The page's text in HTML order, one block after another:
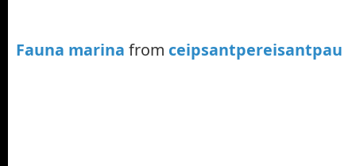
Fauna marina from ceipsantpereisantpau